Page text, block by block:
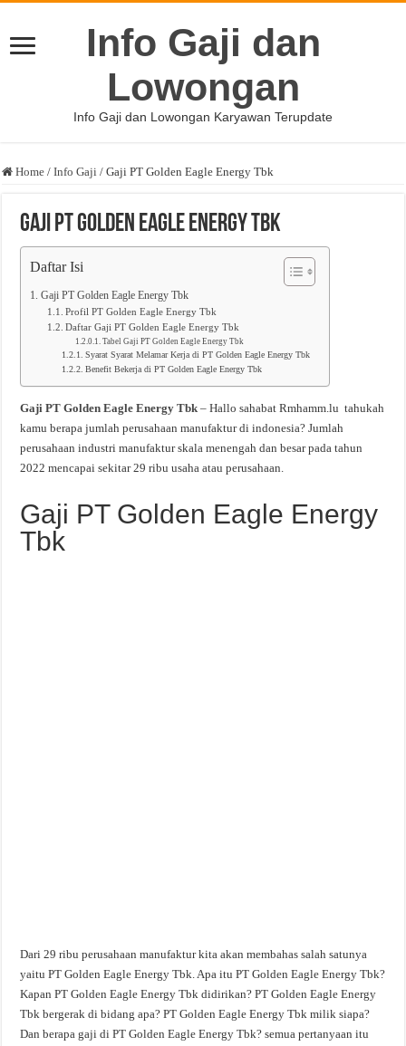
Info Gaji dan
Lowongan
Info Gaji dan Lowongan Karyawan Terupdate
Home / Info Gaji / Gaji PT Golden Eagle Energy Tbk
Gaji PT Golden Eagle Energy Tbk
Daftar Isi
Gaji PT Golden Eagle Energy Tbk
Profil PT Golden Eagle Energy Tbk
Daftar Gaji PT Golden Eagle Energy Tbk
Tabel Gaji PT Golden Eagle Energy Tbk
Syarat Syarat Melamar Kerja di PT Golden Eagle Energy Tbk
Benefit Bekerja di PT Golden Eagle Energy Tbk
Gaji PT Golden Eagle Energy Tbk – Hallo sahabat Rmhamm.lu tahukah
kamu berapa jumlah perusahaan manufaktur di indonesia? Jumlah
perusahaan industri manufaktur skala menengah dan besar pada tahun
2022 mencapai sekitar 29 ribu usaha atau perusahaan.
Gaji PT Golden Eagle Energy
Tbk
Dari 29 ribu perusahaan manufaktur kita akan membahas salah satunya
yaitu PT Golden Eagle Energy Tbk. Apa itu PT Golden Eagle Energy Tbk?
Kapan PT Golden Eagle Energy Tbk didirikan? PT Golden Eagle Energy
Tbk bergerak di bidang apa? PT Golden Eagle Energy Tbk milik siapa?
Dan berapa gaji di PT Golden Eagle Energy Tbk? semua pertanyaan itu